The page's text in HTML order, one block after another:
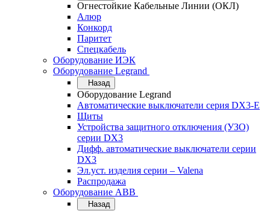
Огнестойкие Кабельные Линии (ОКЛ)
Алюр
Конкорд
Паритет
Спецкабель
Оборудование ИЭК
Оборудование Legrand
Назад
Оборудование Legrand
Автоматические выключатели серия DX3-E
Щиты
Устройства защитного отключения (УЗО)
серии DX3
Дифф. автоматические выключатели серии
DX3
Эл.уст. изделия серии – Valena
Распродажа
Оборудование АВВ
Назад